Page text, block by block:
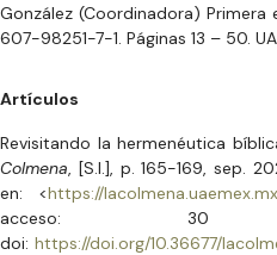
González (Coordinadora) Primera
607-98251-7-1. Páginas 13 – 50.
Artículos
Revisitando la hermenéutica
Colmena, [S.l.], p. 165-169, sep.
en: <https://
acceso:
doi: https://doi.org/10.36677/